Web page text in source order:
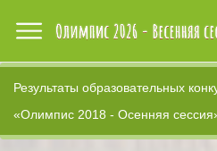
Результаты образовательных
«Олимпис 2018 - Осенняя